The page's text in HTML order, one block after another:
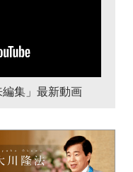
集」最新動画